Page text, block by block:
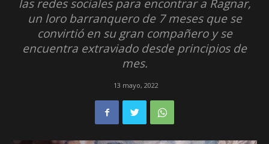
las redes sociales para encontrar a Ragnar,
un loro barranquero de 7 meses que se
convirtió en su gran compañero y se
encuentra extraviado desde principios de
mes.
13 mayo, 2022